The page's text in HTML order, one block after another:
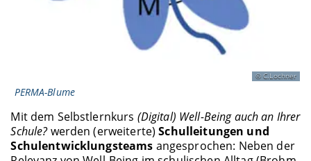
C.Lochner
PERMA-Blume
Mit dem Selbstlernkurs (Digital) Well-Being auch an Ihrer
Schule?werden (erweiterte)Schulleitungen und
Schulentwicklungsteams angesprochen: Neben der